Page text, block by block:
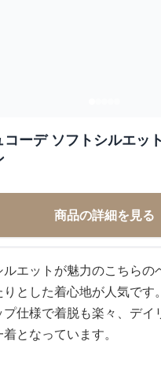
コーデ ソフトシルエッ
商品の詳細を見る
ルエットが魅力のこちらの
とした着心地が人気です。
プ仕様で着脱も楽々、デイ
となっています。